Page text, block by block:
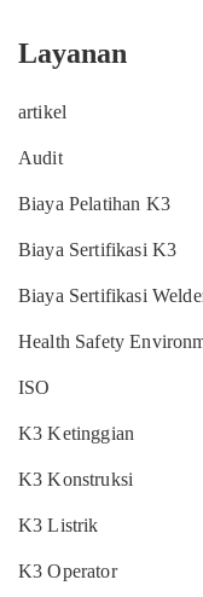
Layanan
artikel
Audit
Biaya Pelatihan K3
Biaya Sertifikasi K3
Biaya Sertifikasi
Health Safety
ISO
K3 Ketinggian
K3 Konstruksi
K3 Listrik
K3 Operator